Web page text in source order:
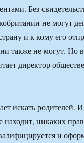
Без
не могут
и к кому его
также не могут. Но
директор
искать родителей.
никаких
и